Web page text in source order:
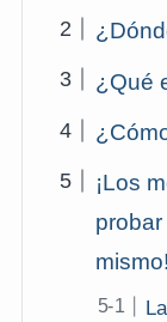
¿Qué
¡Los
mismo!